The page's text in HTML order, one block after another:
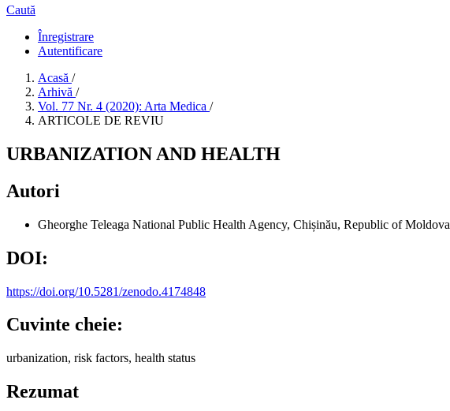
Caută
Înregistrare
Autentificare
Acasă /
Arhivă /
Vol. 77 Nr. 4 (2020): Arta Medica /
ARTICOLE DE REVIU
URBANIZATION AND HEALTH
Autori
Gheorghe Teleaga National Public Health Agency, Chișinău, Republic of Moldova
DOI:
https://doi.org/10.5281/zenodo.4174848
Cuvinte cheie:
urbanization, risk factors, health status
Rezumat